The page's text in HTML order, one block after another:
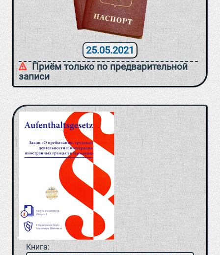
25.05.2021
Приём только по предварительной
записи
Книга: